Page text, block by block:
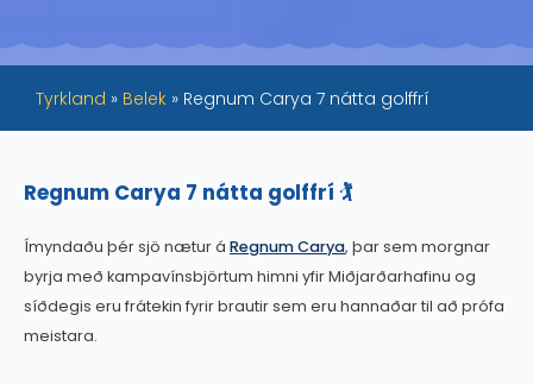
Tyrkland » Belek » Regnum Carya 7 nátta golffrí
Regnum Carya 7 nátta golffrí 🏌️
Ímyndaðu þér sjö nætur á Regnum Carya, þar sem morgnar
byrja með kampavínsbjörtum himni yfir Miðjarðarhafinu og
síðdegis eru frátekin fyrir brautir sem eru hannaðar til að prófa
meistara.